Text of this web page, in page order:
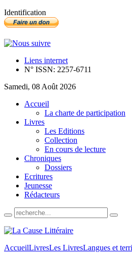
Identification
Liens internet
N° ISSN: 2257-6711
Samedi, 08 Août 2026
Accueil
La charte de participation
Livres
Les Editions
Collection
En cours de lecture
Chroniques
Dossiers
Ecritures
Jeunesse
Rédacteurs
AccueilLivresLes LivresLangues et